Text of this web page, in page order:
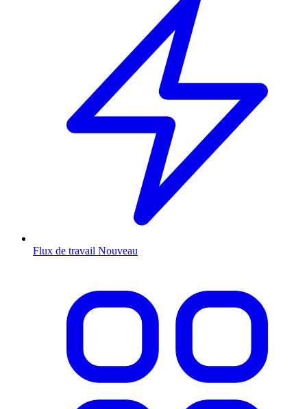
Flux de travail Nouveau